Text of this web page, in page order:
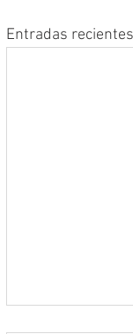
Entradas recientes